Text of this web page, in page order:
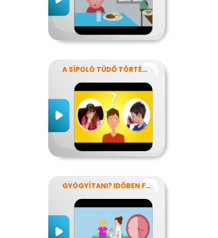
A SÍPOLÓ TÜDŐ TÖRTÉNETE
GYÓGYÍTANI? IDŐBEN FELISMERNI!